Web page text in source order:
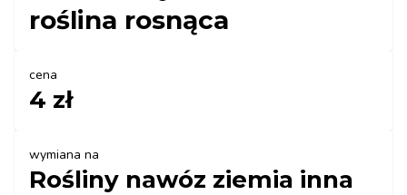
roślina rosnąca
cena
4 zł
wymiana na
Rośliny nawóz ziemia inna